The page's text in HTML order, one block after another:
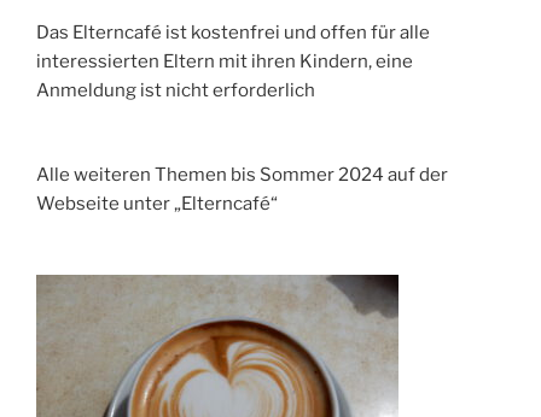
Das Elterncafé ist kostenfrei und offen für alle
interessierten Eltern mit ihren Kindern, eine
Anmeldung ist nicht erforderlich
Alle weiteren Themen bis Sommer 2024 auf der
Webseite unter „Elterncafé“